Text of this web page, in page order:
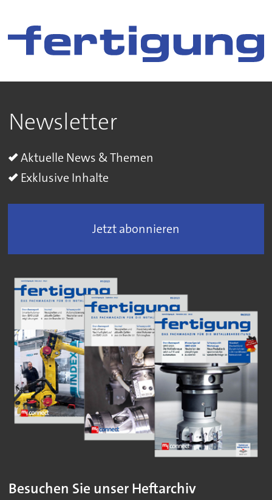
Newsletter
Aktuelle News & Themen
Exklusive Inhalte
Jetzt abonnieren
Besuchen Sie unser Heftarchiv